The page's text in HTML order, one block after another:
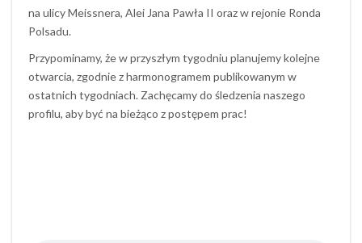
na ulicy Meissnera, Alei Jana Pawła II oraz w rejonie Ronda
Polsadu.
Przypominamy, że w przyszłym tygodniu planujemy kolejne
otwarcia, zgodnie z harmonogramem publikowanym w
ostatnich tygodniach. Zachęcamy do śledzenia naszego
profilu, aby być na bieżąco z postępem prac!